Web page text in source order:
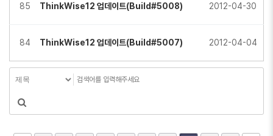
85 ThinkWise12 업데이트(Build#5008) 2012-04-30
84 ThinkWise12 업데이트(Build#5007) 2012-04-04